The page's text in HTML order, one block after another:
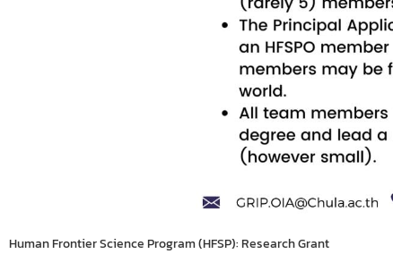
Human Frontier Science Program (HFSP): Research Grant